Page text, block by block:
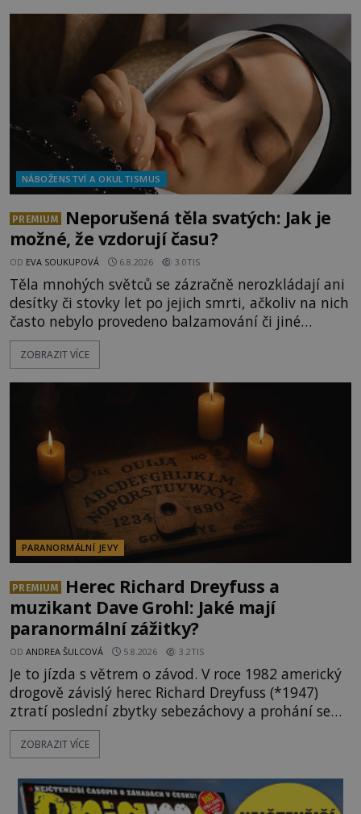
zvané Cydonie totiž zachytí podivný útvar
připomínající lidskou tvář. NASA (Národní úřad
NÁBOŽENSTVÍ A OKULTISMUS
PREMIUM
Neporušená těla svatých: Jak je
možné, že vzdorují času?
OD EVA SOUKUPOVÁ 6.8.2026 3.0TIS
Těla mnohých světců se zázračně nerozkládají ani
desítky či stovky let po jejich smrti, ačkoliv na nich
často nebylo provedeno balzamování či jiné
pokusy o konzervaci. Neporušené ostatky bývají
považovány za důkaz svatosti zemřelých. Jaké
ZOBRAZIT VÍCE
PARANORMÁLNÍ JEVY
PREMIUM
Herec Richard Dreyfuss a
muzikant Dave Grohl: Jaké mají
paranormální zážitky?
OD ANDREA ŠULCOVÁ 5.8.2026 3.2TIS
Je to jízda s větrem o závod. V roce 1982 americký
drogově závislý herec Richard Dreyfuss (*1947)
ztratí poslední zbytky sebezáchovy a prohání se
po silnicích ve svém mercedesu jako utržený ze
řetězu. Vše vyvrcholí katastrofou, když to Dreyfuss
následně nalezne schovaný kokain. Tímto
momentem se slavnému
ZOBRAZIT VÍCE